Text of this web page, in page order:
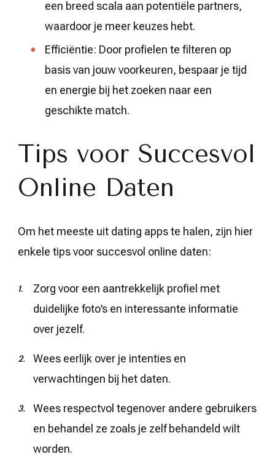
een breed scala aan potentiële partners,
waardoor je meer keuzes hebt.
Efficiëntie: Door profielen te filteren op
basis van jouw voorkeuren, bespaar je tijd
en energie bij het zoeken naar een
geschikte match.
Tips voor Succesvol
Online Daten
Om het meeste uit dating apps te halen, zijn hier
enkele tips voor succesvol online daten:
Zorg voor een aantrekkelijk profiel met
duidelijke foto’s en interessante informatie
over jezelf.
Wees eerlijk over je intenties en
verwachtingen bij het daten.
Wees respectvol tegenover andere gebruikers
en behandel ze zoals je zelf behandeld wilt
worden.